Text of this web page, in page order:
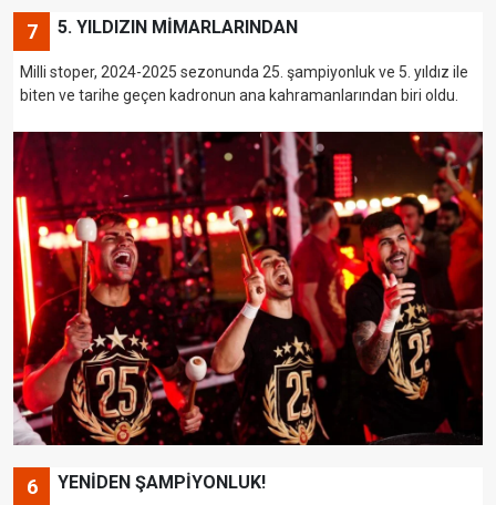
7 5. YILDIZIN MİMARLARINDAN
Milli stoper, 2024-2025 sezonunda 25. şampiyonluk ve 5. yıldız ile
biten ve tarihe geçen kadronun ana kahramanlarından biri oldu.
6 YENİDEN ŞAMPİYONLUK!